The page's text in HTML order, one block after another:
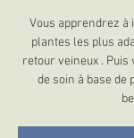
Vous apprendrez
plantes les plus
retour veineux .
de soin à base de